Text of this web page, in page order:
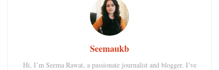
Seemaukb
Hi, I’m Seema Rawat, a passionate journalist and blogger. I’ve